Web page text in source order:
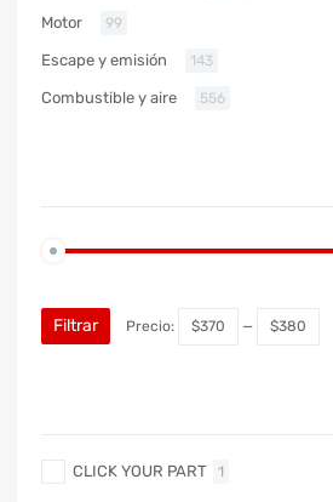
Motor 99
Escape y emisión 143
Combustible y aire 556
Filtrar Precio: $370 — $380
CLICK YOUR PART 1